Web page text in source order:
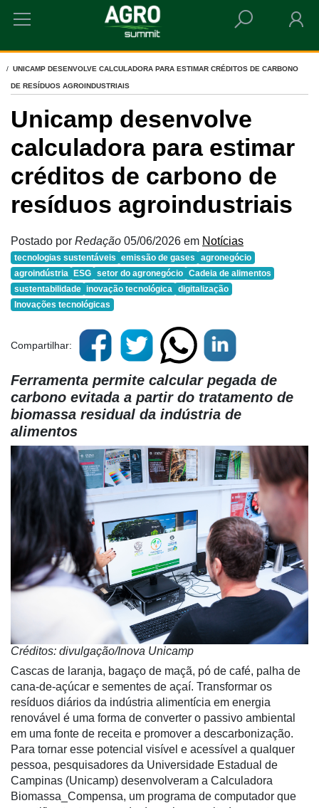
HOME
UNICAMP DESENVOLVE CALCULADORA PARA ESTIMAR CRÉDITOS DE CARBONO
DE RESÍDUOS AGROINDUSTRIAIS
Unicamp desenvolve
calculadora para estimar
créditos de carbono de
resíduos agroindustriais
Postado por Redação 05/06/2026 em Notícias
tecnologias sustentáveis emissão de gases
agronegócio
agroindústria
ESG setor do agronegócio Cadeia de alimentos
sustentabilidade inovação tecnológica digitalização
Inovações tecnológicas
Compartilhar:
Ferramenta permite calcular pegada de
carbono evitada a partir do tratamento de
biomassa residual da indústria de
alimentos
Créditos: divulgação/Inova Unicamp
Cascas de laranja, bagaço de maçã, pó de café, palha de
cana-de-açúcar e sementes de açaí. Transformar os
resíduos diários da indústria alimentícia em energia
renovável é uma forma de converter o passivo ambiental
em uma fonte de receita e promover a descarbonização.
Para tornar esse potencial visível e acessível a qualquer
pessoa, pesquisadores da Universidade Estadual de
Campinas (Unicamp) desenvolveram a Calculadora
Biomassa_Compensa, um programa de computador que